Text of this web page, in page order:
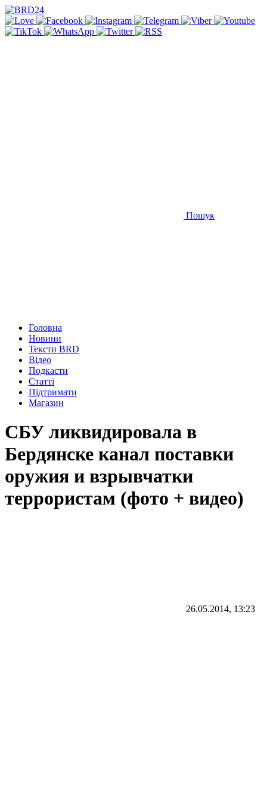
Пошук
Головна
Новини
Тексти BRD
Відео
Подкасти
Статті
Підтримати
Магазин
СБУ ликвидировала в
Бердянске канал поставки
оружия и взрывчатки
террористам (фото + видео)
26.05.2014, 13:23